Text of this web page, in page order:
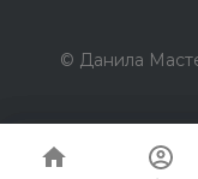
© Данила